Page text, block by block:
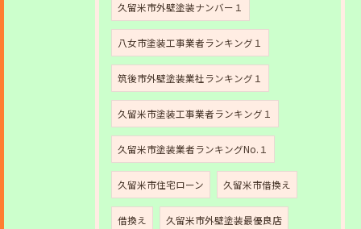
久留米市外壁塗装ナンバー１
八女市塗装工事業者ランキング１
筑後市外壁塗装業社ランキング１
久留米市塗装工事業者ランキング１
久留米市塗装業者ランキングNo.１
久留米市住宅ローン 久留米市借換え
借換え 久留米市外壁塗装最優良店